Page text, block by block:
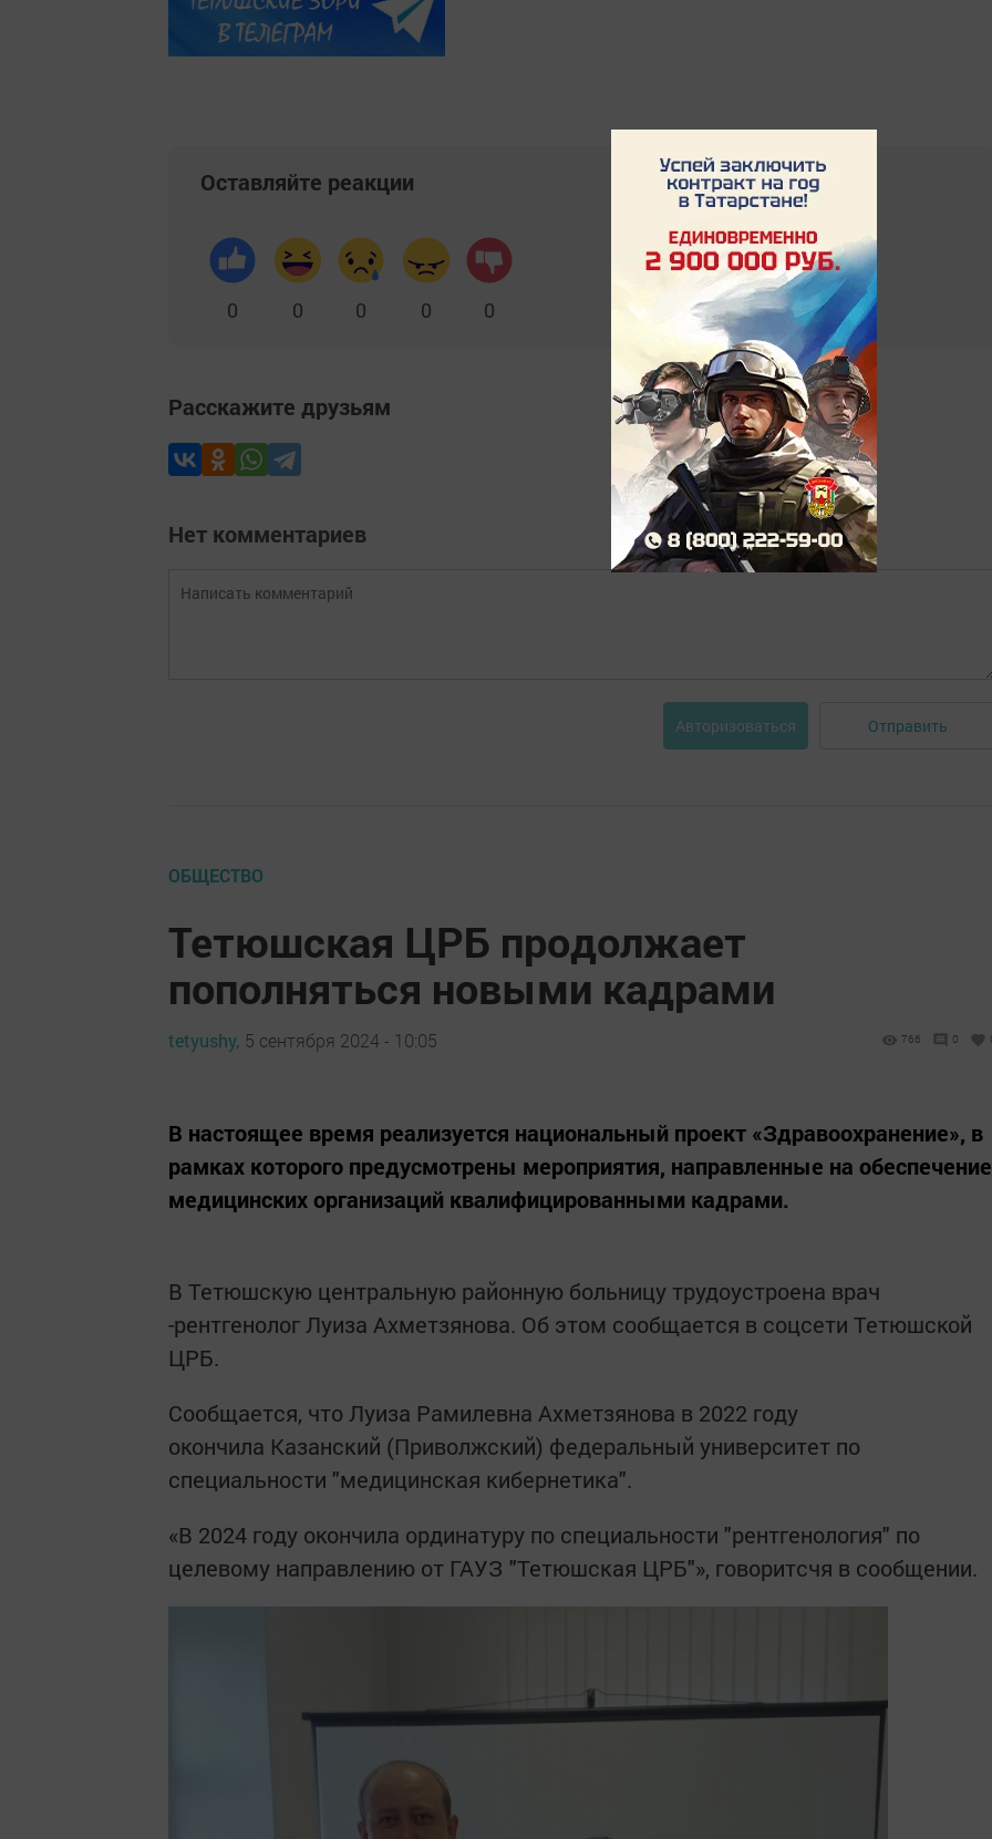
Оставляйте реакции
0 0 0 0 0
Расскажите друзьям
Нет комментариев
Авторизоваться Отправить
ОБЩЕСТВО
Тетюшская ЦРБ продолжает
пополняться новыми кадрами
tetyushy, 5 сентября 2024 - 10:05 766 0
В настоящее время реализуется национальный проект «Здравоохранение», в
рамках которого предусмотрены мероприятия, направленные на обеспечение
медицинских организаций квалифицированными кадрами.
В Тетюшскую центральную районную больницу трудоустроена врач
-рентгенолог Луиза Ахметзянова. Об этом сообщается в соцсети Тетюшской
ЦРБ.
Сообщается, что Луиза Рамилевна Ахметзянова в 2022 году
окончила Казанский (Приволжский) федеральный университет по
специальности "медицинская кибернетика".
«В 2024 году окончила ординатуру по специальности "рентгенология" по
целевому направлению от ГАУЗ "Тетюшская ЦРБ"», говоритсчя в сообщении.